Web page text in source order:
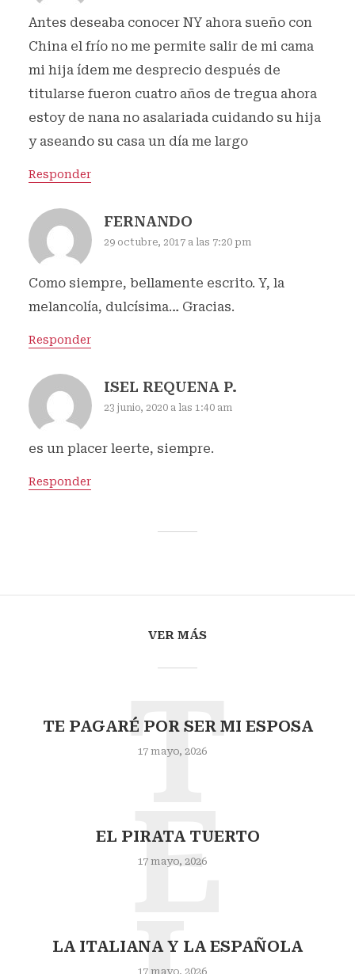
Antes deseaba conocer NY ahora sueño con
China el frío no me permite salir de mi cama
mi hija ídem me desprecio después de
titularse fueron cuatro años de tregua ahora
estoy de nana no asalariada cuidando su hija
y aseando su casa un día me largo
Responder
FERNANDO
29 octubre, 2017 a las 7:20 pm
Como siempre, bellamente escrito. Y, la
melancolía, dulcísima… Gracias.
Responder
ISEL REQUENA P.
23 junio, 2020 a las 1:40 am
es un placer leerte, siempre.
Responder
VER MÁS
TE PAGARÉ POR SER MI ESPOSA
17 mayo, 2026
T
EL PIRATA TUERTO
17 mayo, 2026
E
LA ITALIANA Y LA ESPAÑOLA
17 mayo, 2026